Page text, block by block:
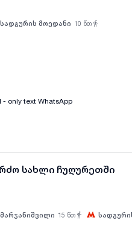
სადგურის მოედანი 10 წთ
- only text WhatsApp
სახლი ჩუღურეთში
მარჯანიშვილი 15 წთ